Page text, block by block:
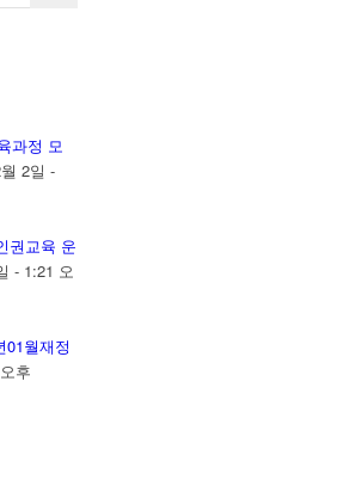
과정 모
2일 -
권교육 운
- 1:21 오
01월재정
후